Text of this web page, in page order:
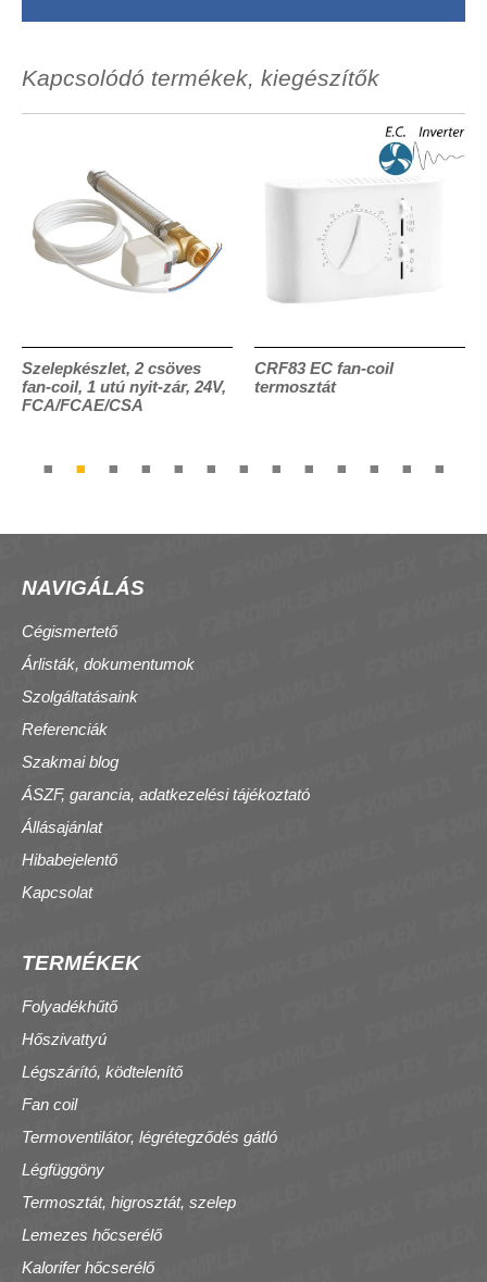
Kapcsolódó termékek, kiegészítők
Szelepkészlet, 2 csöves
fan-coil, 1 utú nyit-zár, 24V,
FCA/FCAE/CSA
CRF83 EC fan-coil
termosztát
NAVIGÁLÁS
Cégismertető
Árlisták, dokumentumok
Szolgáltatásaink
Referenciák
Szakmai blog
ÁSZF, garancia, adatkezelési tájékoztató
Állásajánlat
Hibabejelentő
Kapcsolat
TERMÉKEK
Folyadékhűtő
Hőszivattyú
Légszárító, ködtelenítő
Fan coil
Termoventilátor, légrétegződés gátló
Légfüggöny
Termosztát, higrosztát, szelep
Lemezes hőcserélő
Kalorifer hőcserélő